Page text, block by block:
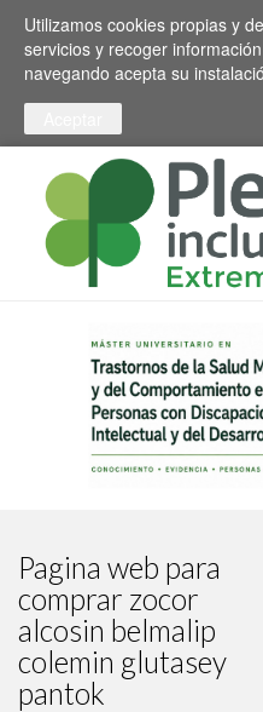
Pasar al contenido principal
Toggle high contrast
Utilizamos cookies propias y
servicios y recoger
navegando acepta su
Pagina web para
comprar zocor
alcosin belmalip
colemin glutasey
pantok